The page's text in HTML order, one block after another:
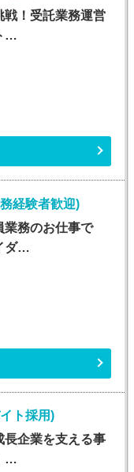
戦！受託業務運営
…
経験者歓迎)
業務のお仕事で
ダ…
ト採用)
長企業を支える事
…